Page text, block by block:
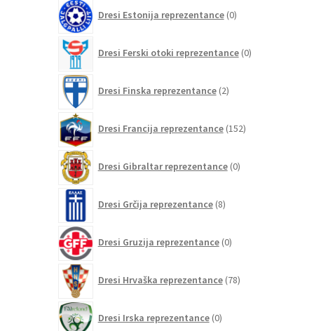
Dresi Estonija reprezentance 0izdelkov
Dresi Ferski otoki reprezentance 0izdelkov
Dresi Finska reprezentance 2izdelka
Dresi Francija reprezentance 152izdelkov
Dresi Gibraltar reprezentance 0izdelkov
Dresi Grčija reprezentance 8izdelkov
Dresi Gruzija reprezentance 0izdelkov
Dresi Hrvaška reprezentance 78izdelkov
Dresi Irska reprezentance 0izdelkov